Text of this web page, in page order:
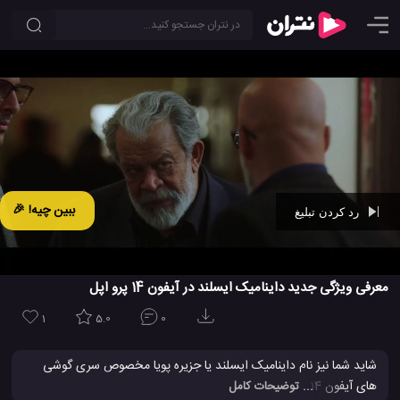
ببین چیه! 🎉
معرفی ویژگی جدید داینامیک ایسلند در آیفون 14 پرو اپل
1 5.0 0
شاید شما نیز نام داینامیک ایسلند یا جزیره پویا مخصوص سری گوشی
های آیفون 14 اپل را شنیده باشید، اما بیایید تا این قابلیت جدید
... توضیحات کامل